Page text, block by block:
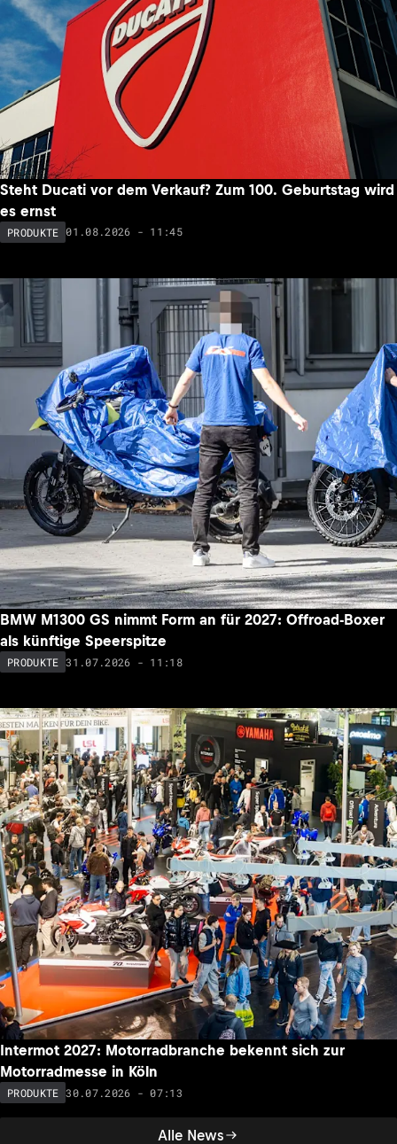
Alle News
Steht Ducati vor dem Verkauf? Zum 100. Geburtstag wird
es ernst
PRODUKTE 01.08.2026 - 11:45
BMW M1300 GS nimmt Form an für 2027: Offroad-Boxer
als künftige Speerspitze
PRODUKTE 31.07.2026 - 11:18
Intermot 2027: Motorradbranche bekennt sich zur
Motorradmesse in Köln
PRODUKTE 30.07.2026 - 07:13